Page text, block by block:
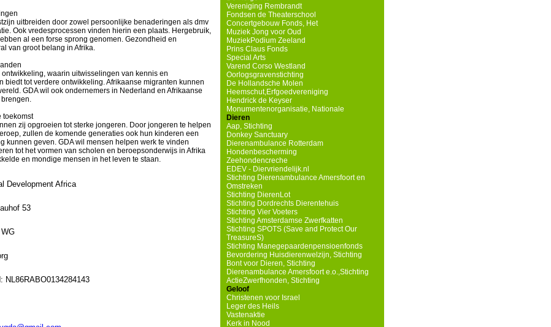
uitbreiden door zowel persoonlijke benaderingen als dmv
Ook vredesprocessen vinden hierin een plaats. Hergebruik,
al een forse sprong genomen. Gezondheid en
van groot belang in Afrika.
waarin uitwisselingen van kennis en
biedt tot verdere ontwikkeling. Afrikaanse migranten kunnen
GDA wil ook ondernemers in Nederland en Afrikaanse
brengen.
toekomst
zij opgroeien tot sterke jongeren. Door jongeren te helpen
zullen de komende generaties ook hun kinderen een
kunnen geven. GDA wil mensen helpen werk te vinden
tot het vormen van scholen en beroepsonderwijs in Afrika
en mondige mensen in het leven te staan.
Development Africa
53
NL86RABO0134284143
Vereniging Rembrandt
Fondsen de Theaterschool
Concertgebouw Fonds, Het
Muziek Jong voor Oud
MuziekPodium Zeeland
Prins Claus Fonds
Special Arts
Varend Corso Westland
Oorlogsgravenstichting
De Hollandsche Molen
Heemschut,Erfgoedvereniging
Hendrick de Keyser
Monumentenorganisatie, Nationale
Dieren
Aap, Stichting
Donkey Sanctuary
Dierenambulance Rotterdam
Hondenbescherming
Zeehondencreche
EDEV - Diervriendelijk.nl
Stichting Dierenambulance Amersfoort en
Omstreken
Stichting DierenLot
Stichting Dordrechts Dierentehuis
Stichting Vier Voeters
Stichting Amsterdamse Zwerfkatten
Stichting SPOTS (Save and Protect Our
TreasureS)
Stichting Manegepaardenpensioenfonds
Bevordering Huisdierenwelzijn, Stichting
Bont voor Dieren, Stichting
Dierenambulance Amersfoort e.o.,Stichting
ActieZwerfhonden, Stichting
Geloof
Christenen voor Israel
Leger des Heils
Vastenaktie
Kerk in Nood